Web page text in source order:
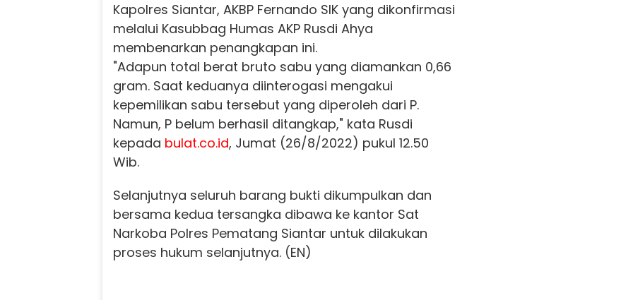
Kapolres Siantar, AKBP Fernando SIK yang dikonfirmasi
melalui Kasubbag Humas AKP Rusdi Ahya
membenarkan penangkapan ini.
"Adapun total berat bruto sabu yang diamankan 0,66
gram. Saat keduanya diinterogasi mengakui
kepemilikan sabu tersebut yang diperoleh dari P.
Namun, P belum berhasil ditangkap," kata Rusdi
kepada bulat.co.id, Jumat (26/8/2022) pukul 12.50
Wib.
Selanjutnya seluruh barang bukti dikumpulkan dan
bersama kedua tersangka dibawa ke kantor Sat
Narkoba Polres Pematang Siantar untuk dilakukan
proses hukum selanjutnya. (EN)